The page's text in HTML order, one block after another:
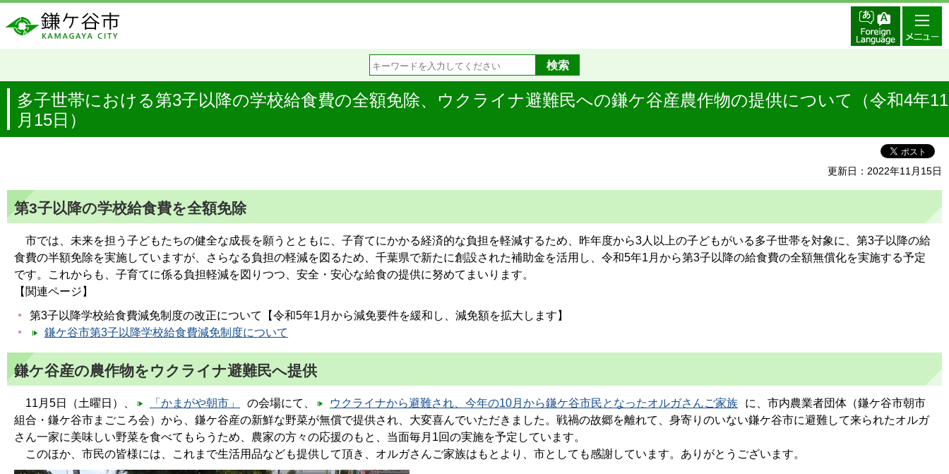
多子世帯における第3子以降の学校給食費の全額免除、ウクライナ避難民への鎌ケ谷産農作物の提供について（令和4年11
月15日）
更新日：2022年11月15日
第3子以降の学校給食費を全額免除
市では、未来を担う子どもたちの健全な成長を願うとともに、子育てにかかる経済的な負担を軽減するため、昨年度から3人以上の子どもがいる多子世帯を対象に、第3子以降の給
食費の半額免除を実施していますが、さらなる負担の軽減を図るため、千葉県で新たに創設された補助金を活用し、令和5年1月から第3子以降の給食費の全額無償化を実施する予定
です。これからも、子育てに係る負担軽減を図りつつ、安全・安心な給食の提供に努めてまいります。
【関連ページ】
第3子以降学校給食費減免制度の改正について【令和5年1月から減免要件を緩和し、減免額を拡大します】
鎌ケ谷市第3子以降学校給食費減免制度について
鎌ケ谷産の農作物をウクライナ避難民へ提供
11月5日（土曜日）、 「かまがや朝市」 の会場にて、 ウクライナから避難され、今年の10月から鎌ケ谷市民となったオルガさんご家族
に、市内農業者団体（鎌ケ谷市朝市
組合・鎌ケ谷市まごころ会）から、鎌ケ谷産の新鮮な野菜が無償で提供され、大変喜んでいただきました。戦禍の故郷を離れて、身寄りのいない鎌ケ谷市に避難して来られたオルガ
さん一家に美味しい野菜を食べてもらうため、農家の方々の応援のもと、当面毎月1回の実施を予定しています。
このほか、市民の皆様には、これまで生活用品なども提供して頂き、オルガさんご家族はもとより、市としても感謝しています。ありがとうございます。